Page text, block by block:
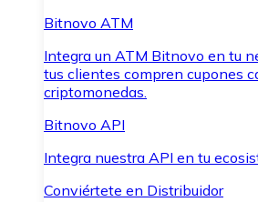
Bitnovo ATM
Integra un ATM Bitnovo en tu
tus clientes compren cupones
criptomonedas.
Bitnovo API
Integra nuestra API en tu
Conviértete en Distribuidor